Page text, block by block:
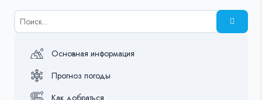
Результаты
поиска
Основная информация
Прогноз погоды